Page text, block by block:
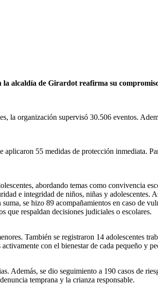
alcaldía de Girardot reafirma su
la organización supervisó 30.506 eventos.
55 medidas de protección inmediata.
abordando temas como convivencia
e integridad de niños, niñas y adolescentes.
se hizo 89 acompañamientos en caso de
que respaldan decisiones judiciales o escolares.
También se registraron 14 adolescentes
con el bienestar de cada pequeño y
Además, se dio seguimiento a 190 casos de
temprana y la crianza responsable.